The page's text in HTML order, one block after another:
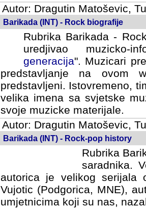
Autor: Dragutin Matoševic,
Barikada (INT) - Rock biografije
Rubrika Barikada -
uredjivao muzicko-
Muzicari predstavljeni u
na ovom web portalu
Istovremeno, tim nacinom
sa svjetske muzicke scene
materijale.
Autor: Dragutin Matoševic,
Barikada (INT) - Rock-pop history
Rubrika
saradnika.
autorica je velikog serijala
Vujotic (Podgorica, MNE),
umjetnicima koji su nas,